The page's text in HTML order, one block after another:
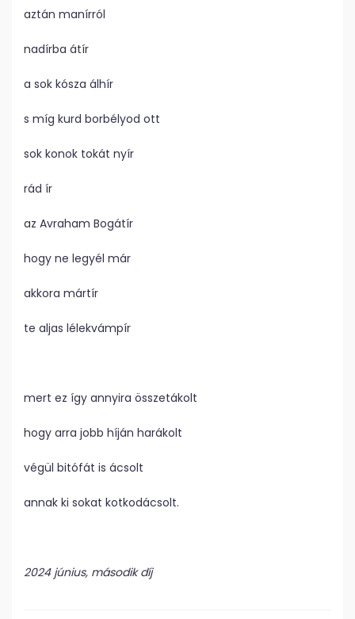
aztán manírról
nadírba átír
a sok kósza álhír
s míg kurd borbélyod ott
sok konok tokát nyír
rád ír
az Avraham Bogátír
hogy ne legyél már
akkora mártír
te aljas lélekvámpír
mert ez így annyira összetákolt
hogy arra jobb híján harákolt
végül bitófát is ácsolt
annak ki sokat kotkodácsolt.
2024 június, második díj